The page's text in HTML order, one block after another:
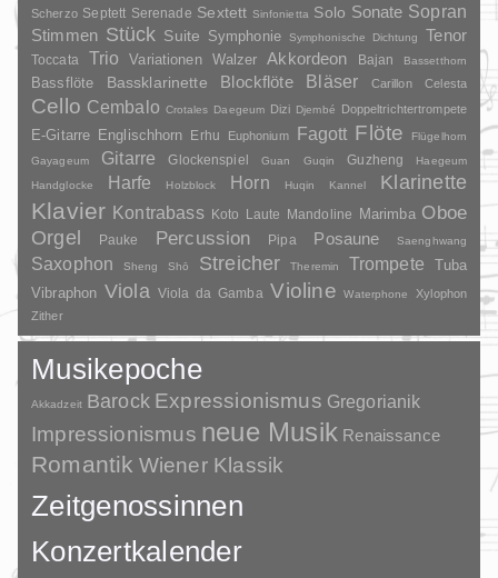
Scherzo Septett Serenade Sextett Sinfonietta Solo Sonate Sopran
Stimmen Stück Suite Symphonie Symphonische Dichtung Tenor
Toccata Trio Variationen Walzer Akkordeon Bajan Bassetthorn
Bassflöte Bassklarinette Blockflöte Bläser Carillon Celesta
Cello Cembalo Crotales Daegeum Dizi Djembé Doppeltrichtertrompete
E-Gitarre Englischhorn Erhu Euphonium Fagott Flöte
Flügelhorn
Gayageum
Gitarre Glockenspiel Guan Guqin Guzheng
Haegeum
Handglocke
Harfe Holzblock Horn Huqin Kannel Klarinette
Klavier Kontrabass Koto Laute Mandoline Marimba Oboe
Orgel Pauke Percussion Pipa Posaune Saenghwang
Saxophon Sheng Shō Streicher Theremin Trompete
Tuba
Vibraphon Viola Viola da Gamba Violine Waterphone
Xylophon
Zither
Musikepoche
Akkadzeit Barock Expressionismus Gregorianik
Impressionismus neue Musik Renaissance
Romantik Wiener Klassik
Zeitgenossinnen
Konzertkalender